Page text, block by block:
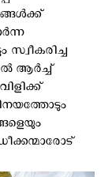
ആര്‍ച്ച്